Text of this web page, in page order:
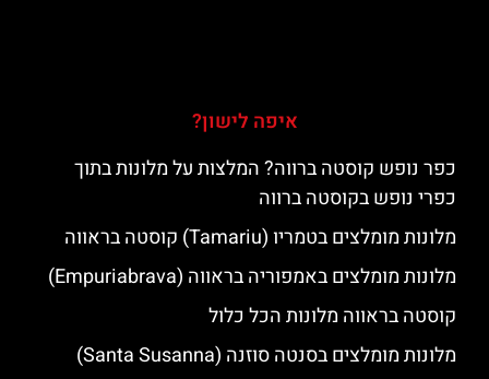
איפה לישון?
כפר נופש קוסטה ברווה? המלצות על מלונות בתוך
כפרי נופש בקוסטה ברווה
מלונות מומלצים בטמריו (Tamariu) קוסטה בראווה
מלונות מומלצים באמפוריה בראווה (Empuriabrava)
קוסטה בראווה מלונות הכל כלול
מלונות מומלצים בסנטה סוזנה (Santa Susanna)